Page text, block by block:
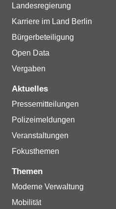
Landesregierung
Karriere im Land Berlin
Bürgerbeteiligung
Open Data
Vergaben
Aktuelles
Pressemitteilungen
Polizeimeldungen
Veranstaltungen
Fokusthemen
Themen
Moderne Verwaltung
Mobilität